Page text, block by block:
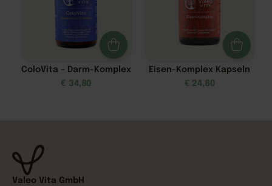
ColoVita – Darm-Komplex
€ 34,80
Eisen-Komplex Kapseln
€ 24,80
Valeo Vita GmbH